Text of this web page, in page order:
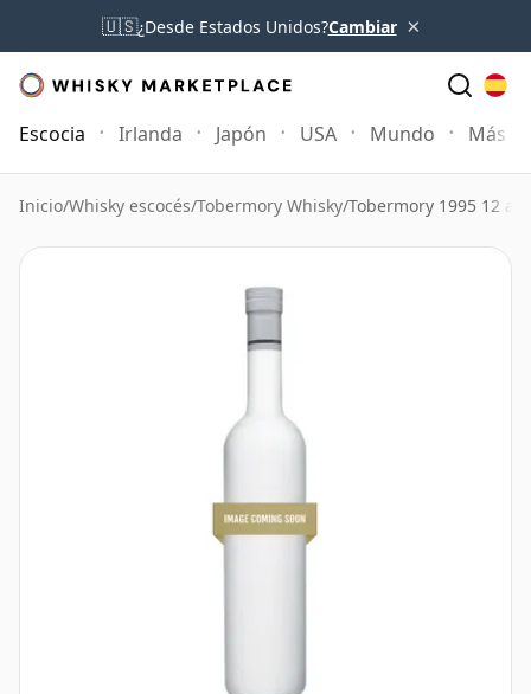
🇺🇸¿Desde Estados Unidos?Cambiar ×
Escocia Irlanda Japón USA Mundo Más
Inicio/Whisky escocés/Tobermory Whisky/Tobermory 1995 12